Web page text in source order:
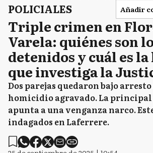
POLICIALES Añadir
Triple crimen en
Varela: quiénes son
detenidos y cuál es
que investiga la
Dos parejas quedaron bajo arresto
homicidio agravado. La principal
apunta a una venganza narco.
indagados en Laferrere.